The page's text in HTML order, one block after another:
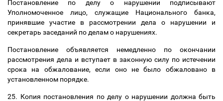
Постановление по делу о нарушении подписывают
Уполномоченное лицо, служащие Национального банка,
принявшие участие в рассмотрении дела о нарушении и
секретарь заседаний по делам о нарушениях.
Постановление объявляется немедленно по окончании
рассмотрения дела и вступает в законную силу по истечении
срока на обжалование, если оно не было обжаловано в
установленном порядке.
25. Копия постановления по делу о нарушении должна быть